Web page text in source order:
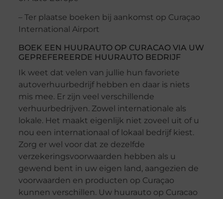
– Ter plaatse boeken bij aankomst op Curaçao
International Airport
BOEK EEN HUURAUTO OP CURACAO VIA UW
GEPREFEREERDE HUURAUTO BEDRIJF
Ik weet dat velen van jullie hun favoriete
autoverhuurbedrijf hebben en daar is niets
mis mee. Er zijn veel verschillende
verhuurbedrijven. Zowel internationale als
lokale. Het maakt eigenlijk niet zoveel uit of u
nou een internationaal of lokaal bedrijf kiest.
Zorg er wel voor dat ze dezelfde
verzekeringsvoorwaarden hebben als u
gewend bent in uw eigen land, aangezien de
voorwaarden en producten op Curaçao
kunnen verschillen. Uw huurauto op Curacao